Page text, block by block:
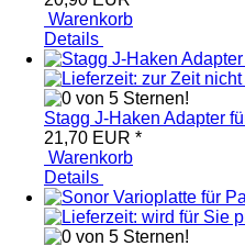
Warenkorb
Details
Stagg J-Haken Adapter
21,70 EUR *
Warenkorb
Details